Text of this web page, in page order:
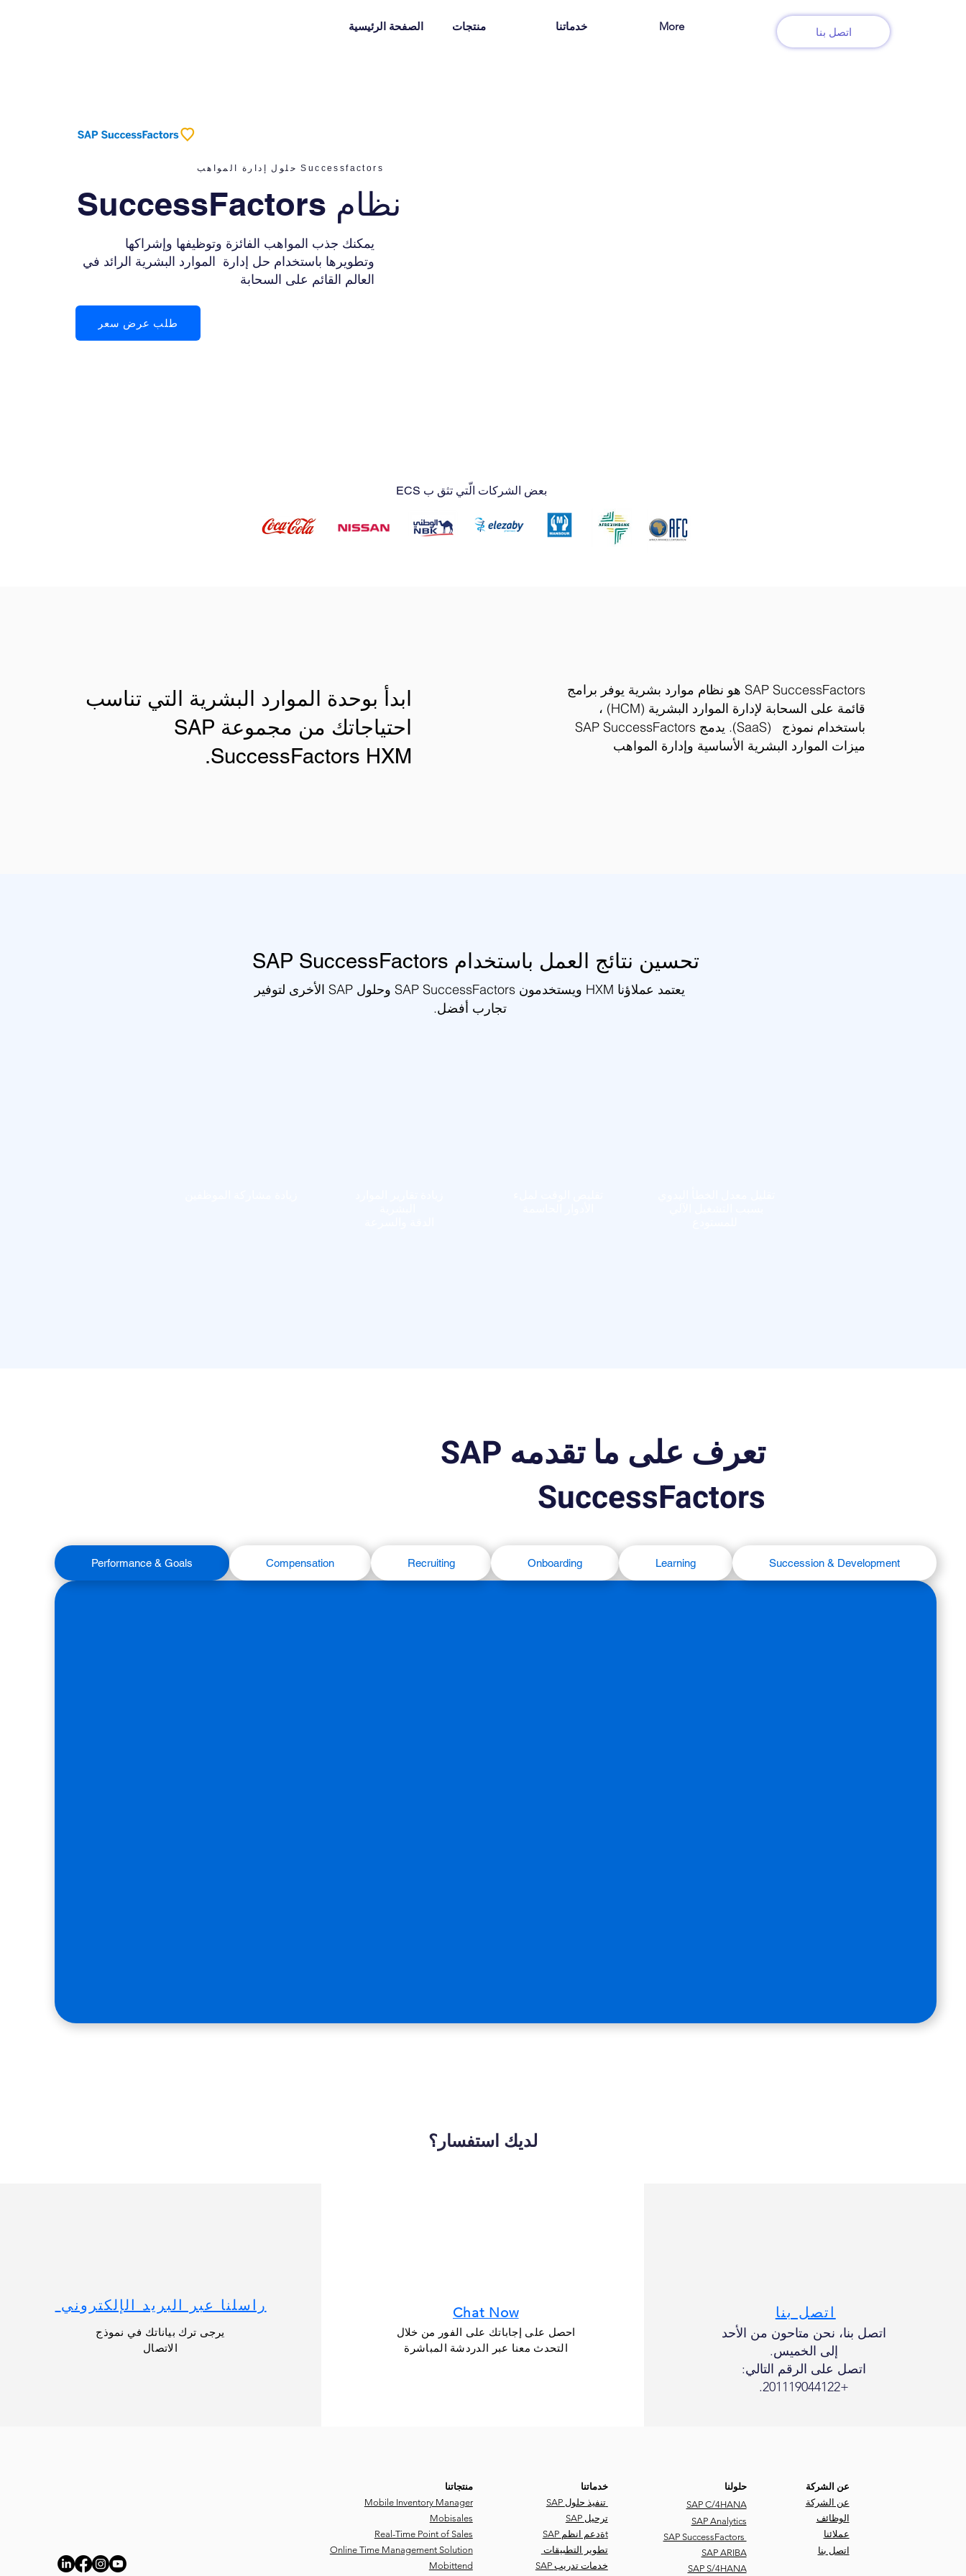
الصفحة الرئيسية منتجات خدماتنا More اتصل بنا
Successfactors حلول إدارة المواهب
SuccessFactors نظام
يمكنك جذب المواهب الفائزة وتوظيفها وإشراكها
وتطويرها باستخدام حل إدارة الموارد البشرية الرائد في
العالم القائم على السحابة
طلب عرض سعر
بعض الشركات الّتي تثق ب ECS
ابدأ بوحدة الموارد البشرية التي تناسب
احتياجاتك من مجموعة SAP
SuccessFactors HXM.
SAP SuccessFactors هو نظام موارد بشرية يوفر برامج
قائمة على السحابة لإدارة الموارد البشرية (HCM) ،
باستخدام نموذج (SaaS). يدمج SAP SuccessFactors
ميزات الموارد البشرية الأساسية وإدارة المواهب
تحسين نتائج العمل باستخدام SAP SuccessFactors
يعتمد عملاؤنا HXM ويستخدمون SAP SuccessFactors وحلول SAP الأخرى لتوفير
تجارب أفضل.
تعرف على ما تقدمه SAP
SuccessFactors
Performance & Goals Compensation Recruiting Onboarding Learning Succession & Development
لديك استفسار؟
راسلنا عبر البريد الإلكتروني
يرجى ترك بياناتك في نموذج
الاتصال
احصل على إجاباتك على الفور من خلال
التحدث معنا عبر الدردشة المباشرة
Chat Now اتصل بنا
اتصل بنا، نحن متاحون من الأحد
إلى الخميس.
اتصل على الرقم التالي:
+201119044122.
منتجاتنا
Mobile Inventory Manager
Mobisales
Real-Time Point of Sales
Online Time Management Solution
Mobittend
خدماتنا
SAP تنفيذ حلول
SAP ترحيل
SAP ةدعم انظمt
تطوير التطبيقات
SAP خدمات تدريب
حلولنا
SAP C/4HANA
SAP Analytics
SAP SuccessFactors
SAP ARIBA
SAP S/4HANA
عن الشركة
عن الشركة
الوظائف
عملائنا
اتصل بنا